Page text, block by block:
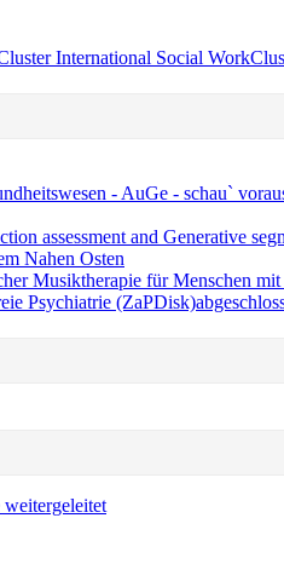
International Social Work
- AuGe - schau`
assessment and Generative
Nahen Osten
Musiktherapie für Menschen
Psychiatrie (ZaPDisk)